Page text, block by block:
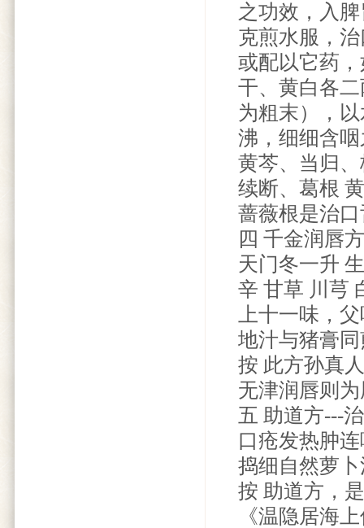
之功效，入
克煎水服，
或配以它药
干、黄白各
为粗末），
沸，细细含
黄芩、当归
续断、葛根
蔷薇根是治
四 千金润唇方
天门冬一升
辛 甘草 川芎
上十一味，
地汁与猪膏
按 此方孙真
无津润唇则
五 助道方---
口疮发热肿
捣细自然萝
按 助道方，
《温隐居海